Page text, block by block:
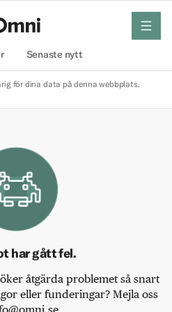
Senaste nytt
meny
för dina data på denna webbplats.
har gått fel.
åtgärda problemet så snart
eller funderingar? Mejla oss